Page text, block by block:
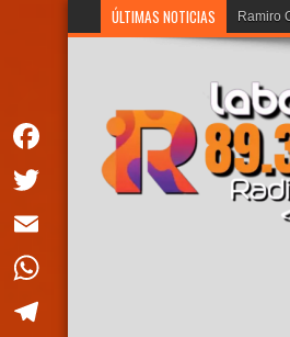
ÚLTIMAS NOTICIAS Ramiro
Facebook
Twitter
Email
WhatsApp